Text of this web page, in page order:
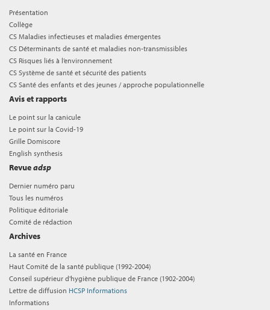
Présentation
Collège
CS Maladies infectieuses et maladies émergentes
CS Déterminants de santé et maladies non-transmissibles
CS Risques liés à l’environnement
CS Système de santé et sécurité des patients
CS Santé des enfants et des jeunes / approche populationnelle
Avis et rapports
Le point sur la canicule
Le point sur la Covid-19
Grille Domiscore
English synthesis
Revueadsp
Dernier numéro paru
Tous les numéros
Politique éditoriale
Comité de rédaction
Archives
La santé en France
Haut Comité de la santé publique (1992-2004)
Conseil supérieur d'hygiène publique de France (1902-2004)
Lettre de diffusion HCSP Informations
Informations